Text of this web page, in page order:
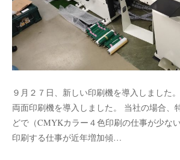
９月２７日、新しい印刷機を導入しました
両面印刷機を導入しました。 当社の場合、
どで（CMYKカラー４色印刷の仕事が少な
印刷する仕事が近年増加傾…